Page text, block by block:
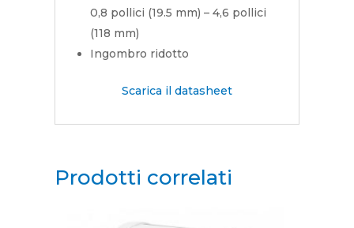
0,8 pollici (19.5 mm) – 4,6 pollici
(118 mm)
Ingombro ridotto
Scarica il datasheet
Prodotti correlati